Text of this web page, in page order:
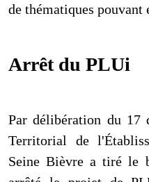
de thématiques pouvant
Arrêt du PLUi
Par délibération du 17
Territorial de
Seine Bièvre a tiré le